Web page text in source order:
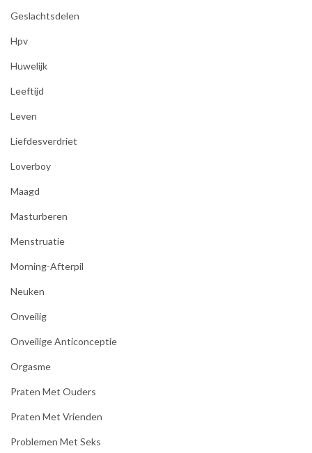
Geslachtsdelen
Hpv
Huwelijk
Leeftijd
Leven
Liefdesverdriet
Loverboy
Maagd
Masturberen
Menstruatie
Morning-Afterpil
Neuken
Onveilig
Onveilige Anticonceptie
Orgasme
Praten Met Ouders
Praten Met Vrienden
Problemen Met Seks